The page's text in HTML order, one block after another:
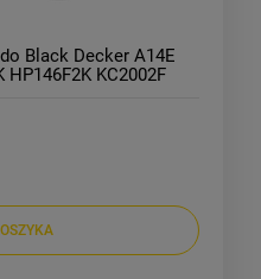
Black Decker A14E
HP146F2K KC2002F